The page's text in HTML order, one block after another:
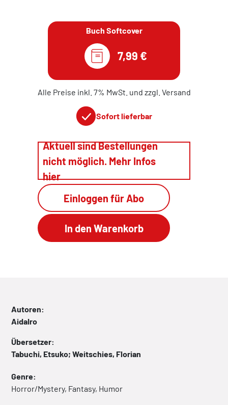
Buch Softcover
7,99 €
Alle Preise inkl. 7% MwSt. und zzgl. Versand
Sofort lieferbar
Aktuell sind Bestellungen
nicht möglich. Mehr Infos
hier
Einloggen für Abo
Autoren:
AidaIro
Übersetzer:
Tabuchi, Etsuko; Weitschies, Florian
Genre:
Horror/Mystery, Fantasy, Humor